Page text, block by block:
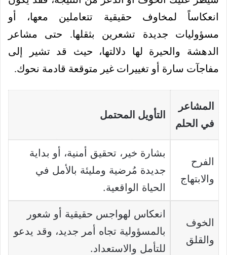
انعكاساً لمخاوف حقيقية تتعاملين معها، أو
مسؤوليات جديدة تشعرين بثقلها. حتى مشاعر
الدهشة والحيرة لها دلالتها، حيث قد تشير إلى
مفاجآت سارة أو تغييرات غير متوقعة قادمة نحوك.
المشاعر
في الحلم
التأويل المحتمل
الفرح
والابتهاج
بشارة خير، تحقيق أمنية، أو بداية
جديدة مُرضية ومليئة بالأمل في
الحياة الواقعية.
الخوف
والقلق
انعكاس لهواجس حقيقية أو شعور
بالمسؤولية تجاه أمر جديد، وقد يدعو
للتأمل والاستعداد.